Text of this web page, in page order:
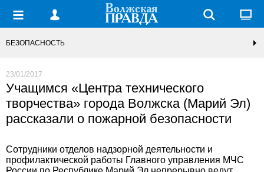
БЕЗОПАСНОСТЬ
23/01/2017
Учащимся «Центра технического
творчества» города Волжска (Марий Эл)
рассказали о пожарной безопасности
Сотрудники отделов надзорной деятельности и
профилактической работы Главного управления МЧС